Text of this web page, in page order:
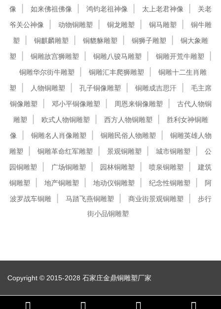
像
如来佛祖佛像 鸿钧老祖神像 太上老君神像
关老
爷关公神像
动物铜雕塑 铜龙雕塑 铜马雕塑
铜牛雕
塑
铜麒麟雕塑 铜貔貅雕塑 铜狮子雕塑
铜大象雕
塑
铜雕故宫狮雕塑 铜雕八骏马雕塑
铜雕开荒牛雕塑
铜雕华尔街牛雕塑
铜雕汇丰爬狮雕塑
铜雕十二生肖雕
塑
人物铜雕塑 孔子铜像雕塑 铜雕成吉思汗
毛主席
铜像雕塑
邓小平铜像雕塑 周恩来铜像雕塑
古代人物铜
雕塑
欧式人物铜雕塑 西方人物铜雕塑
胜利女神铜雕
像
铜雕名人肖像雕塑 铜雕民俗人物雕塑
铜雕英雄人物
雕塑
铜雕革命红军雕塑 景观铜雕塑 城市铜雕塑
公
园铜雕塑
广场铜雕塑 园林铜雕塑 喷泉铜雕塑
建筑
铜雕塑
地产铜雕塑 地动仪铜雕塑 纪念性铜雕塑
阿
波罗战车铜雕
马踏飞燕铜雕塑 商业街景观铜雕塑
步行
街小品铜雕塑
Copyright © 2015-2028 石家庄金鼎铜雕塑厂家